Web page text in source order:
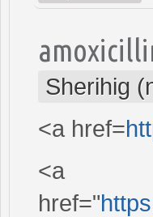
Sherihig
<a href=
<a
href="